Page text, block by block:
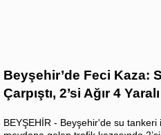
Beyşehir’de Feci Kaza:
Çarpıştı, 2’si Ağır 4 Yaralı
BEYŞEHİR - Beyşehir'de su tankeri